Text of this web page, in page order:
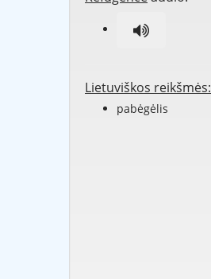
Lietuviškos reikšmės:
pabėgėlis